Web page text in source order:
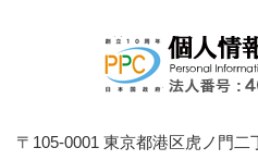
〒105-0001 東京都港区虎ノ門